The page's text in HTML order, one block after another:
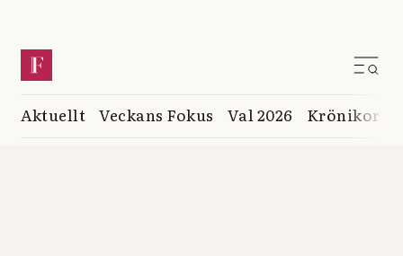
Aktuellt Veckans Fokus Val 2026 Krönikor